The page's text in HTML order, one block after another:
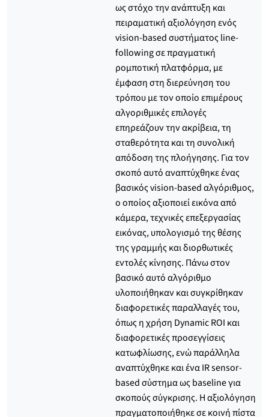
ως στόχο την ανάπτυξη και
πειραματική αξιολόγηση ενός
vision-based συστήματος line-
following σε πραγματική
ρομποτική πλατφόρμα, με
έμφαση στη διερεύνηση του
τρόπου με τον οποίο επιμέρους
αλγοριθμικές επιλογές
επηρεάζουν την ακρίβεια, τη
σταθερότητα και τη συνολική
απόδοση της πλοήγησης. Για τον
σκοπό αυτό αναπτύχθηκε ένας
βασικός vision-based αλγόριθμος,
ο οποίος αξιοποιεί εικόνα από
κάμερα, τεχνικές επεξεργασίας
εικόνας, υπολογισμό της θέσης
της γραμμής και διορθωτικές
εντολές κίνησης. Πάνω στον
βασικό αυτό αλγόριθμο
υλοποιήθηκαν και συγκρίθηκαν
διαφορετικές παραλλαγές του,
όπως η χρήση Dynamic ROI και
διαφορετικές προσεγγίσεις
κατωφλίωσης, ενώ παράλληλα
αναπτύχθηκε και ένα IR sensor-
based σύστημα ως baseline για
σκοπούς σύγκρισης. Η αξιολόγηση
πραγματοποιήθηκε σε κοινή πίστα